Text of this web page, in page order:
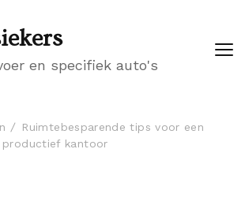
en specifiek auto's
Ruimtebesparende tips voor een
productief kantoor